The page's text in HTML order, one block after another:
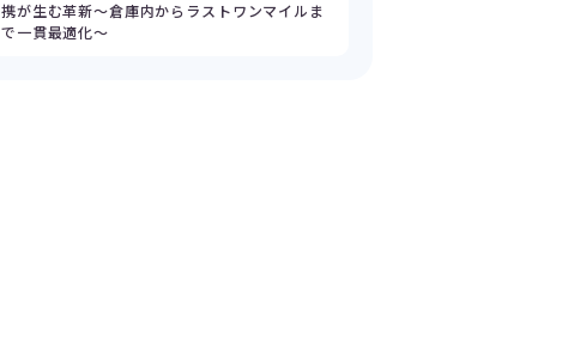
携が生む革新～倉庫内からラストワンマイルま
で一貫最適化～